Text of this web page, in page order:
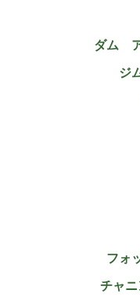
ダム
ジ
フォ
チャ